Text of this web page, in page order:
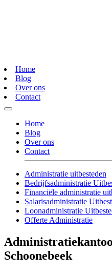
Home
Blog
Over ons
Contact
Home
Blog
Over ons
Contact
Administratie uitbesteden
Bedrijfsadministratie
Financiële administratie
Salarisadministratie
Loonadministratie
Offerte Administratie
Schoonebeek